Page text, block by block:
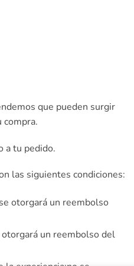
que pueden surgir
compra.
a tu pedido.
las siguientes condiciones:
otorgará un reembolso
un reembolso del